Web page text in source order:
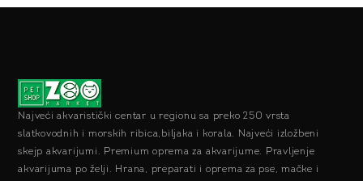
Najveći akvaristički centar u regionu sa preko 250 vrsta
slatkovodnih i morskih ribica,biljaka i korala. Najveći izložbeni
skejp akvarijumi. Premium oprema za akvarijume. Pravljenje
akvarijuma po želji. Hrana, preparati i oprema za pse, mačke i